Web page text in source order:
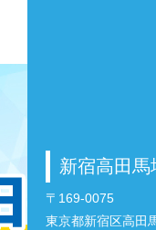
新宿高田馬
〒169-0075
東京都新宿区高田